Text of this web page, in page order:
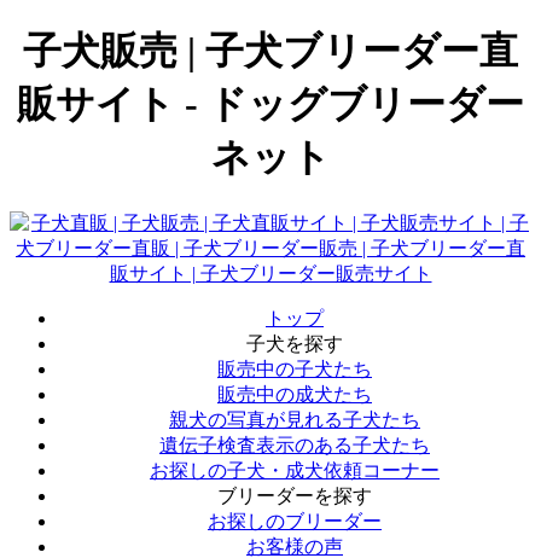
子犬販売 | 子犬ブリーダー直
販サイト - ドッグブリーダー
ネット
トップ
子犬を探す
販売中の子犬たち
販売中の成犬たち
親犬の写真が見れる子犬たち
遺伝子検査表示のある子犬たち
お探しの子犬・成犬依頼コーナー
ブリーダーを探す
お探しのブリーダー
お客様の声